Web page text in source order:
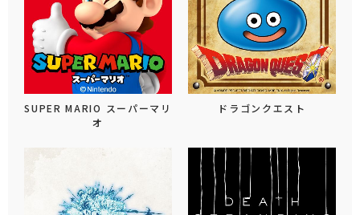
SUPER MARIO スーパーマリ
オ
ドラゴンクエスト